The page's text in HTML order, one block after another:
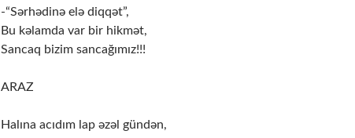
-“Sərhədinə elə diqqət”,
Bu kəlamda var bir hikmət,
Sancaq bizim sancağımız!!!
ARAZ
Halına acıdım lap əzəl gündən,